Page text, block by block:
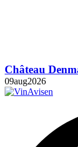
Château
09aug2026